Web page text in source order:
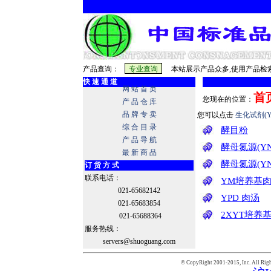
产品查询：
本站展示产品众多,使用产品检
快 速 通 道
网 站 首 页
产 品 仓 库
品 牌 专 卖
综 合 目 录
产 品 导 航
最 新 商 品
订 货 方 式
联系电话：
021-65682142
021-65683854
021-65688364
服务热线：
servers@shuoguang.com
您现在的位置： 首
您可以点击 生化试剂
酵目粉
酵母氮源
酵母氮源
YM培养基
YPD 肉汤
2XYT培养
© CopyRight 2001-2015, Inc. All